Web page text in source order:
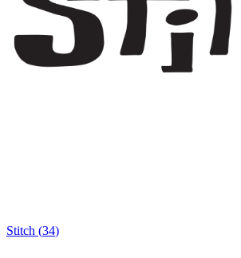
Stitch (34)